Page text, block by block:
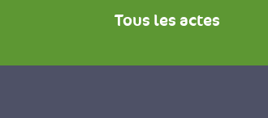
Tous les actes